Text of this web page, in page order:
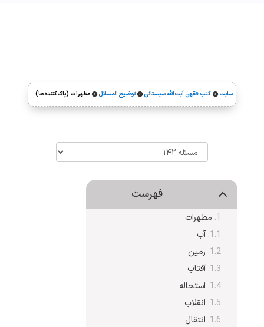
سایت  کتب فقهی آیت‌الله سیستانی  توضیح المسائل  مطهرات (پاک‌کننده‌ها)
فهرست
مطهرات
آب
زمین
آفتاب
استحاله
انقلاب
انتقال